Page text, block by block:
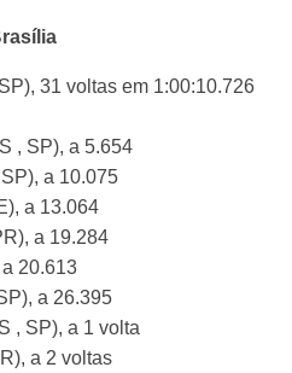
31 voltas em 1:00:10.726
, SP), a 5.654
a 10.075
a 13.064
a 19.284
20.613
a 26.395
, SP), a 1 volta
a 2 voltas